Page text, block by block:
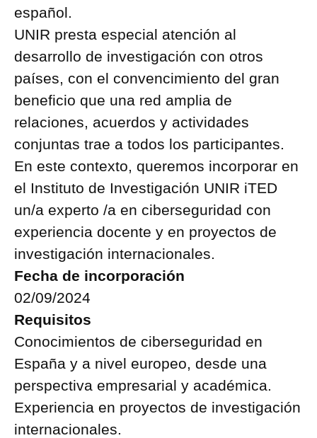
español.
UNIR presta especial atención al
desarrollo de investigación con otros
países, con el convencimiento del gran
beneficio que una red amplia de
relaciones, acuerdos y actividades
conjuntas trae a todos los participantes.
En este contexto, queremos incorporar en
el Instituto de Investigación UNIR iTED
un/a experto /a en ciberseguridad con
experiencia docente y en proyectos de
investigación internacionales.
Fecha de incorporación
02/09/2024
Requisitos
Conocimientos de ciberseguridad en
España y a nivel europeo, desde una
perspectiva empresarial y académica.
Experiencia en proyectos de investigación
internacionales.